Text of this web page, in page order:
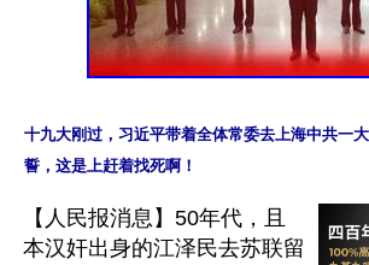
十九大刚过，习近平带着全体常委去上海中共一
誓，这是上赶着找死啊！
【人民报消息】50年代，且
本汉奸出身的江泽民去苏联留